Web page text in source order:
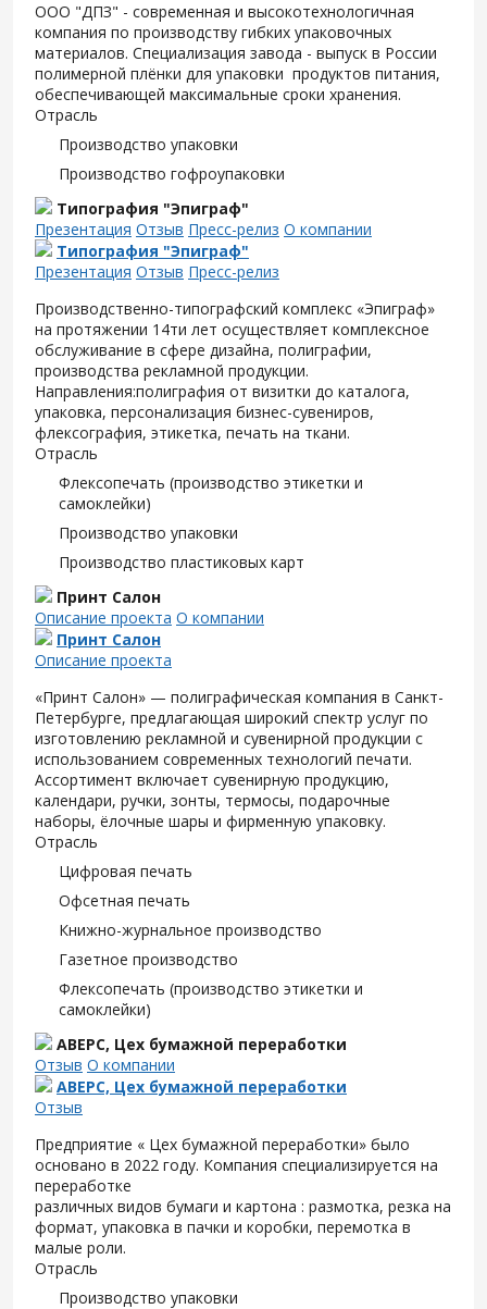
ООО "ДПЗ" - современная и высокотехнологичная
компания по производству гибких упаковочных
материалов. Специализация завода - выпуск в России
полимерной плёнки для упаковки продуктов питания,
обеспечивающей максимальные сроки хранения.
Отрасль
Производство упаковки
Производство гофроупаковки
Типография "Эпиграф"
Презентация Отзыв Пресс-релиз О компании
Типография "Эпиграф"
Презентация Отзыв Пресс-релиз
Производственно-типографский комплекс «Эпиграф»
на протяжении 14ти лет осуществляет комплексное
обслуживание в сфере дизайна, полиграфии,
производства рекламной продукции.
Направления:полиграфия от визитки до каталога,
упаковка, персонализация бизнес-сувениров,
флексография, этикетка, печать на ткани.
Отрасль
Флексопечать (производство этикетки и
самоклейки)
Производство упаковки
Производство пластиковых карт
Принт Салон
Описание проекта О компании
Принт Салон
Описание проекта
«Принт Салон» — полиграфическая компания в Санкт-
Петербурге, предлагающая широкий спектр услуг по
изготовлению рекламной и сувенирной продукции с
использованием современных технологий печати.
Ассортимент включает сувенирную продукцию,
календари, ручки, зонты, термосы, подарочные
наборы, ёлочные шары и фирменную упаковку.
Отрасль
Цифровая печать
Офсетная печать
Книжно-журнальное производство
Газетное производство
Флексопечать (производство этикетки и
самоклейки)
АВЕРС, Цех бумажной переработки
Отзыв О компании
АВЕРС, Цех бумажной переработки
Отзыв
Предприятие « Цех бумажной переработки» было
основано в 2022 году. Компания специализируется на
переработке
различных видов бумаги и картона : размотка, резка на
формат, упаковка в пачки и коробки, перемотка в
малые роли.
Отрасль
Производство упаковки